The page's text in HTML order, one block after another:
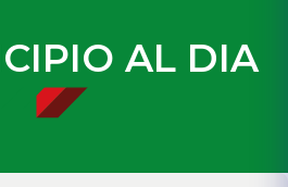
AL DIA